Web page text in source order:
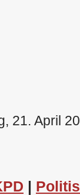
21. April
|